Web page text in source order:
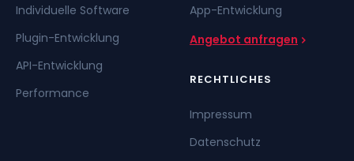
Individuelle Software
Plugin-Entwicklung
API-Entwicklung
Performance
App-Entwicklung
Angebot anfragen
RECHTLICHES
Impressum
Datenschutz